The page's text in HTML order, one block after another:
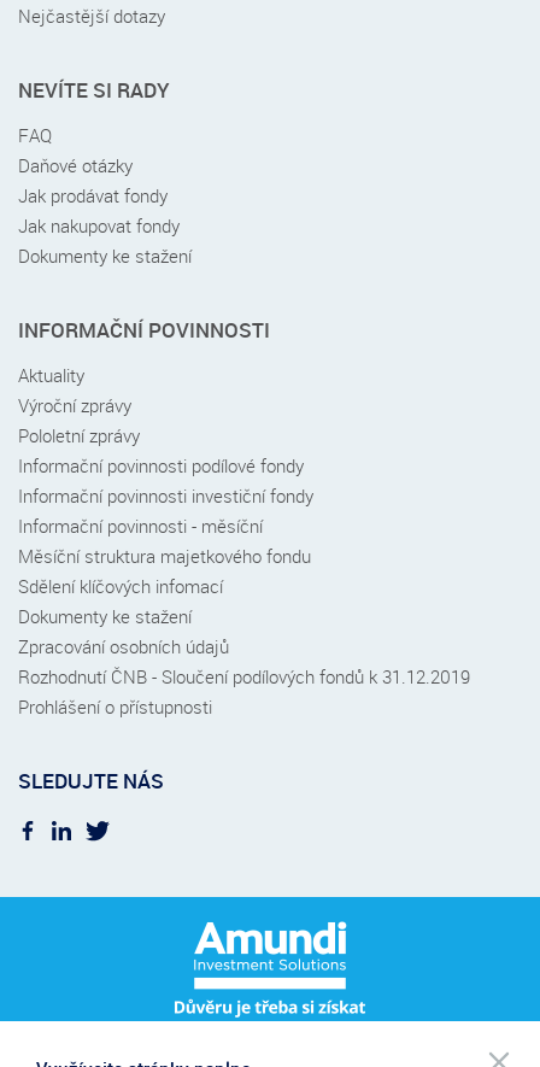
Nejčastější dotazy
NEVÍTE SI RADY
FAQ
Daňové otázky
Jak prodávat fondy
Jak nakupovat fondy
Dokumenty ke stažení
INFORMAČNÍ POVINNOSTI
Aktuality
Výroční zprávy
Pololetní zprávy
Informační povinnosti podílové fondy
Informační povinnosti investiční fondy
Informační povinnosti - měsíční
Měsíční struktura majetkového fondu
Sdělení klíčových infomací
Dokumenty ke stažení
Zpracování osobních údajů
Rozhodnutí ČNB - Sloučení podílových fondů k 31.12.2019
Prohlášení o přístupnosti
SLEDUJTE NÁS